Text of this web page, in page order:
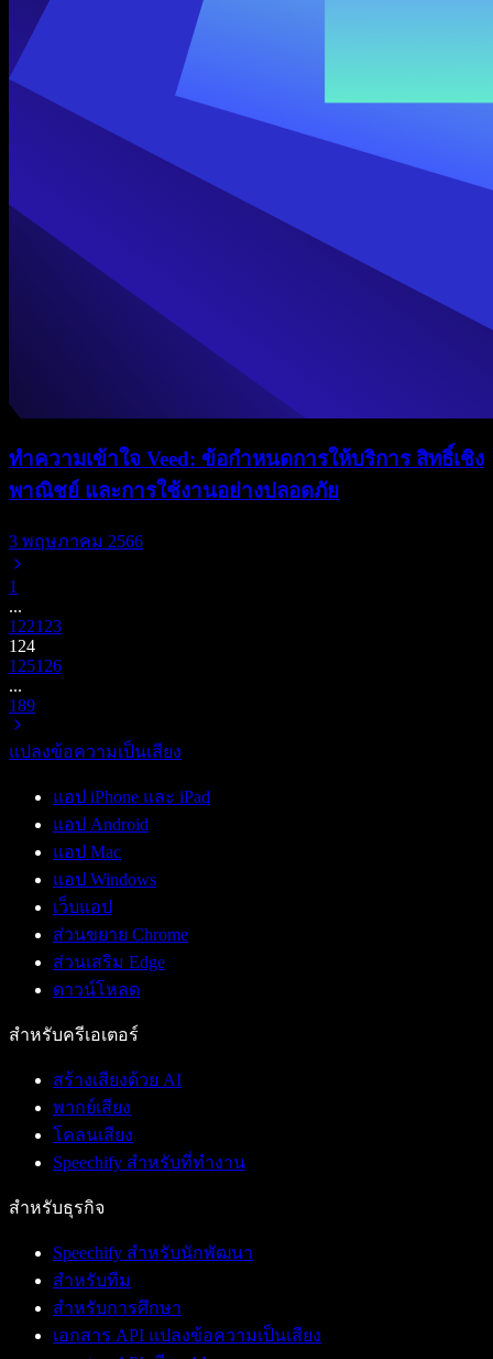
ทำความเข้าใจ Veed: ข้อกำหนดการให้บริการ สิทธิ์เชิง
พาณิชย์ และการใช้งานอย่างปลอดภัย
3 พฤษภาคม 2566
1
...
122123
124
125126
...
189
แปลงข้อความเป็นเสียง
แอป iPhone และ iPad
แอป Android
แอป Mac
แอป Windows
เว็บแอป
ส่วนขยาย Chrome
ส่วนเสริม Edge
ดาวน์โหลด
สำหรับครีเอเตอร์
สร้างเสียงด้วย AI
พากย์เสียง
โคลนเสียง
Speechify สำหรับที่ทำงาน
สำหรับธุรกิจ
Speechify สำหรับนักพัฒนา
สำหรับทีม
สำหรับการศึกษา
เอกสาร API แปลงข้อความเป็นเสียง